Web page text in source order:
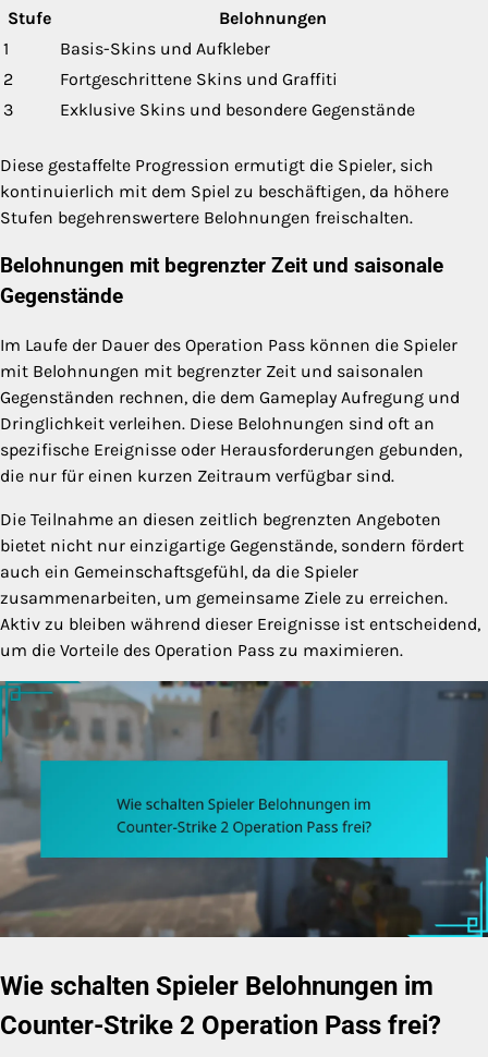
Stufe
Belohnungen
1
Basis-Skins und Aufkleber
2
Fortgeschrittene Skins und Graffiti
3
Exklusive Skins und besondere Gegenstände
Diese gestaffelte Progression ermutigt die Spieler, sich
kontinuierlich mit dem Spiel zu beschäftigen, da höhere
Stufen begehrenswertere Belohnungen freischalten.
Belohnungen mit begrenzter Zeit und saisonale
Gegenstände
Im Laufe der Dauer des Operation Pass können die Spieler
mit Belohnungen mit begrenzter Zeit und saisonalen
Gegenständen rechnen, die dem Gameplay Aufregung und
Dringlichkeit verleihen. Diese Belohnungen sind oft an
spezifische Ereignisse oder Herausforderungen gebunden,
die nur für einen kurzen Zeitraum verfügbar sind.
Die Teilnahme an diesen zeitlich begrenzten Angeboten
bietet nicht nur einzigartige Gegenstände, sondern fördert
auch ein Gemeinschaftsgefühl, da die Spieler
zusammenarbeiten, um gemeinsame Ziele zu erreichen.
Aktiv zu bleiben während dieser Ereignisse ist entscheidend,
um die Vorteile des Operation Pass zu maximieren.
Wie schalten Spieler Belohnungen im
Counter-Strike 2 Operation Pass frei?